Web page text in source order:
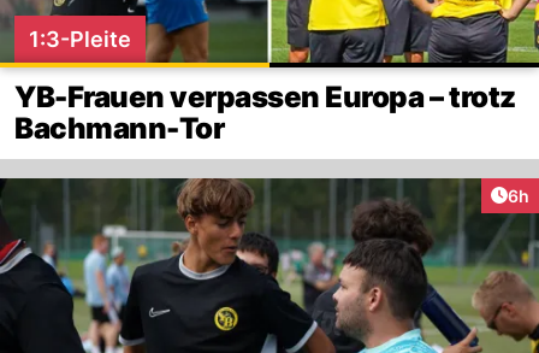
1:3-Pleite
YB-Frauen verpassen Europa – trotz
Bachmann-Tor
6h